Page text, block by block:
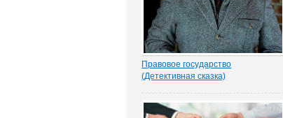
Правовое государство
(Детективная сказка)
надругался над покойной. Не ты? -